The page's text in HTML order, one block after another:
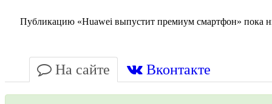
Публикацию «Huawei выпустит премиум смартфон» пока
На сайте Вконтакте